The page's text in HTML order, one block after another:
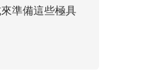
準備這些極具